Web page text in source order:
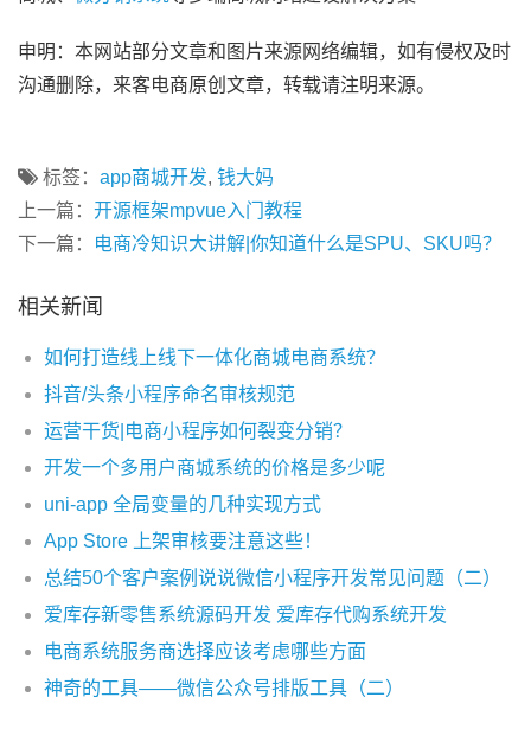
申明：本网站部分文章和图片来源网络编辑，如有侵权及时
沟通删除，来客电商原创文章，转载请注明来源。
标签： app商城开发, 钱大妈
上一篇： 开源框架mpvue入门教程
下一篇：
电商冷知识大讲解|你知道什么是SPU、SKU吗？
相关新闻
如何打造线上线下一体化商城电商系统？
抖音/头条小程序命名审核规范
运营干货|电商小程序如何裂变分销？
开发一个多用户商城系统的价格是多少呢
uni-app 全局变量的几种实现方式
App Store 上架审核要注意这些！
总结50个客户案例说说微信小程序开发常见问题（二）
爱库存新零售系统源码开发 爱库存代购系统开发
电商系统服务商选择应该考虑哪些方面
神奇的工具——微信公众号排版工具（二）